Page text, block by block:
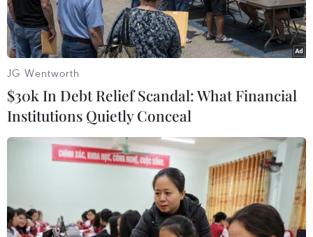
Đồng diễn Yoga tại Ngày Quốc tế Yoga. (Ảnh: Trần
Trang/TTXVN)
JG Wentworth
$30k In Debt Relief Scandal: What Financial
Institutions Quietly Conceal